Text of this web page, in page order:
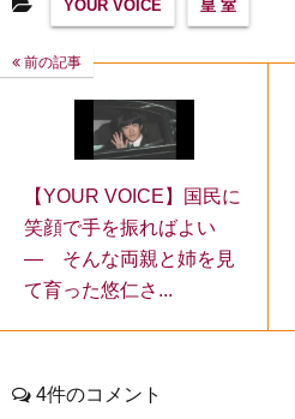
YOUR VOICE 皇 室
前の記事
【YOUR VOICE】国民に
笑顔で手を振ればよい
― そんな両親と姉を見
て育った悠仁さ...
4件のコメント